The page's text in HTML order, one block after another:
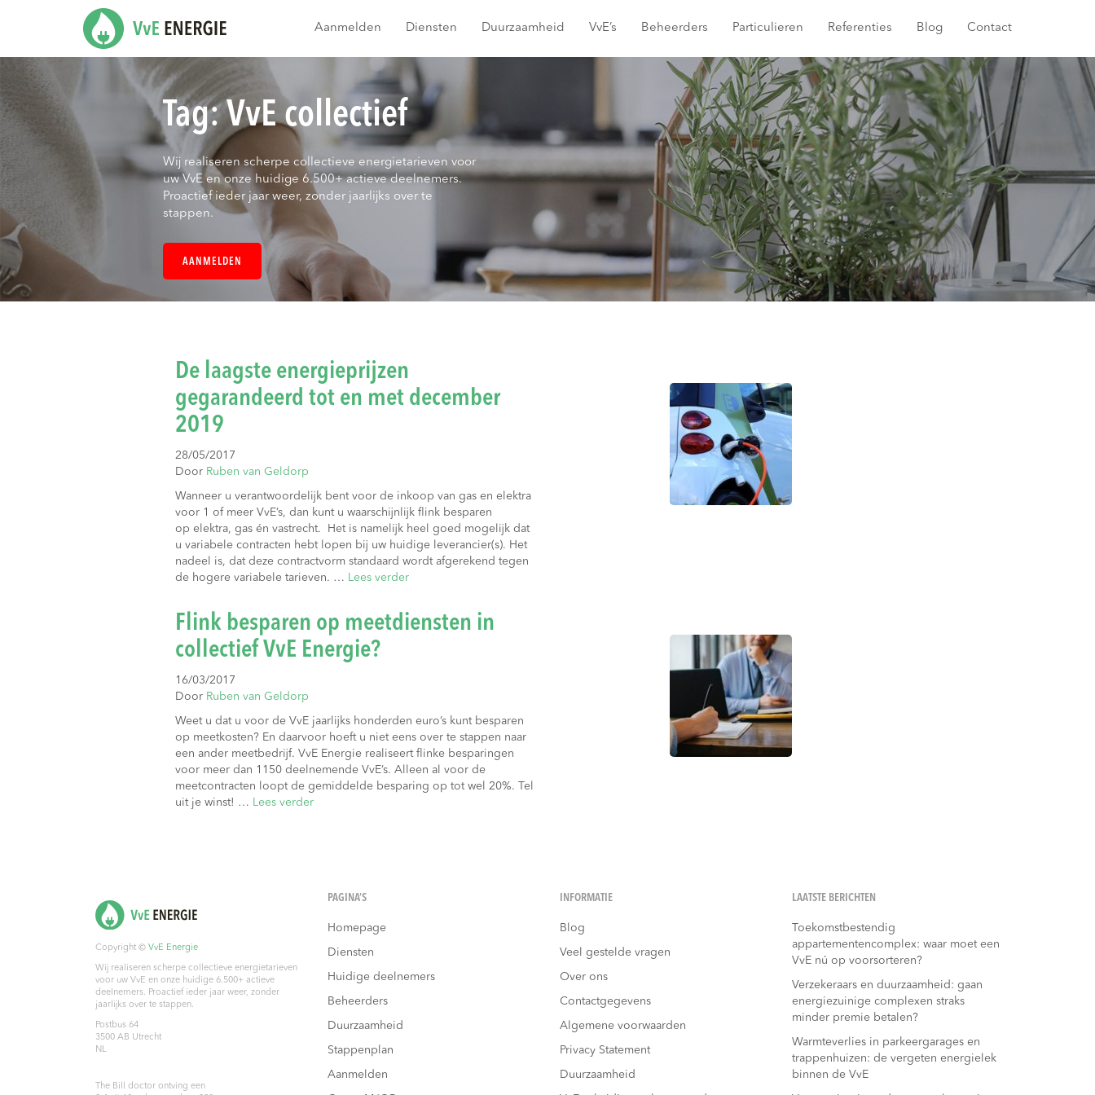
Aanmelden Diensten Duurzaamheid VvE’s Beheerders Particulieren Referenties Blog Contact
Tag:VvE collectief
Wij realiseren scherpe collectieve energietarieven voor
uw VvE en onze huidige 6.500+ actieve deelnemers.
Proactief ieder jaar weer, zonder jaarlijks over te
stappen.
AANMELDEN
De laagste energieprijzen
gegarandeerd tot en met december
2019
28/05/2017
Door Ruben van Geldorp
Wanneer u verantwoordelijk bent voor de inkoop van gas en elektra
voor 1 of meer VvE’s, dan kunt u waarschijnlijk flink besparen
op elektra, gas én vastrecht. Het is namelijk heel goed mogelijk dat
u variabele contracten hebt lopen bij uw huidige leverancier(s). Het
nadeel is, dat deze contractvorm standaard wordt afgerekend tegen
de hogere variabele tarieven. … Lees verder
Flink besparen op meetdiensten in
collectief VvE Energie?
16/03/2017
Door Ruben van Geldorp
Weet u dat u voor de VvE jaarlijks honderden euro’s kunt besparen
op meetkosten? En daarvoor hoeft u niet eens over te stappen naar
een ander meetbedrijf. VvE Energie realiseert flinke besparingen
voor meer dan 1150 deelnemende VvE’s. Alleen al voor de
meetcontracten loopt de gemiddelde besparing op tot wel 20%. Tel
uit je winst! … Lees verder
Copyright © VvE Energie
Wij realiseren scherpe collectieve energietarieven
voor uw VvE en onze huidige 6.500+ actieve
deelnemers. Proactief ieder jaar weer, zonder
jaarlijks over te stappen.
Postbus 64
3500 AB Utrecht
NL
The Bill doctor ontving een
PAGINA’S
Homepage
Diensten
Huidige deelnemers
Beheerders
Duurzaamheid
Stappenplan
Aanmelden
INFORMATIE
Blog
Veel gestelde vragen
Over ons
Contactgegevens
Algemene voorwaarden
Privacy Statement
Duurzaamheid
LAATSTE BERICHTEN
Toekomstbestendig
appartementencomplex: waar moet een
VvE nú op voorsorteren?
Verzekeraars en duurzaamheid: gaan
energiezuinige complexen straks
minder premie betalen?
Warmteverlies in parkeergarages en
trappenhuizen: de vergeten energielek
binnen de VvE